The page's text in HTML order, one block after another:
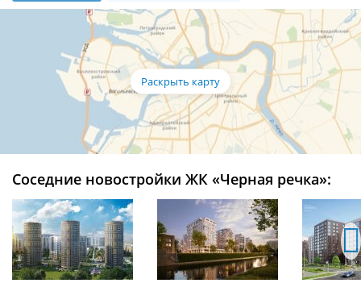
Соседние новостройки ЖК «Черная речка»: